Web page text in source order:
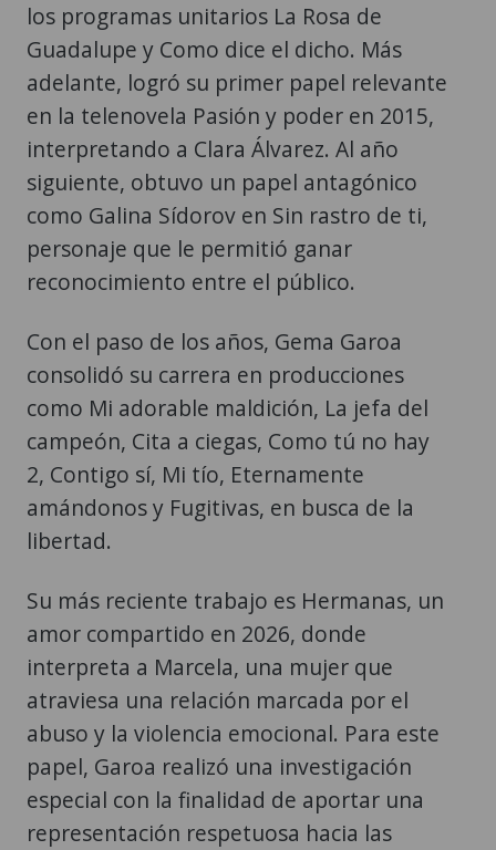
los programas unitarios La Rosa de
Guadalupe y Como dice el dicho. Más
adelante, logró su primer papel relevante
en la telenovela Pasión y poder en 2015,
interpretando a Clara Álvarez. Al año
siguiente, obtuvo un papel antagónico
como Galina Sídorov en Sin rastro de ti,
personaje que le permitió ganar
reconocimiento entre el público.
Con el paso de los años, Gema Garoa
consolidó su carrera en producciones
como Mi adorable maldición, La jefa del
campeón, Cita a ciegas, Como tú no hay
2, Contigo sí, Mi tío, Eternamente
amándonos y Fugitivas, en busca de la
libertad.
Su más reciente trabajo es Hermanas, un
amor compartido en 2026, donde
interpreta a Marcela, una mujer que
atraviesa una relación marcada por el
abuso y la violencia emocional. Para este
papel, Garoa realizó una investigación
especial con la finalidad de aportar una
representación respetuosa hacia las